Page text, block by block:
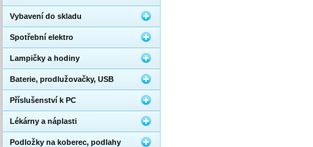
Vybavení do skladu
Spotřební elektro
Lampičky a hodiny
Baterie, prodlužovačky, USB
Příslušenství k PC
Lékárny a náplasti
Podložky na koberec, podlahy